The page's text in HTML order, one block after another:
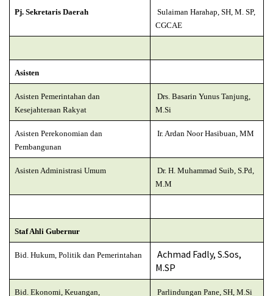
Pj. Sekretaris Daerah
Sulaiman Harahap, SH, M. SP,
CGCAE
Asisten
Asisten Pemerintahan dan
Kesejahteraan Rakyat
Drs. Basarin Yunus Tanjung,
M.Si
Asisten Perekonomian dan
Pembangunan
Ir. Ardan Noor Hasibuan, MM
Asisten Administrasi Umum
Dr. H. Muhammad Suib, S.Pd,
M.M
Staf Ahli Gubernur
Bid. Hukum, Politik dan Pemerintahan
Achmad Fadly, S.Sos,
M.SP
Bid. Ekonomi, Keuangan,
Parlindungan Pane, SH, M.Si